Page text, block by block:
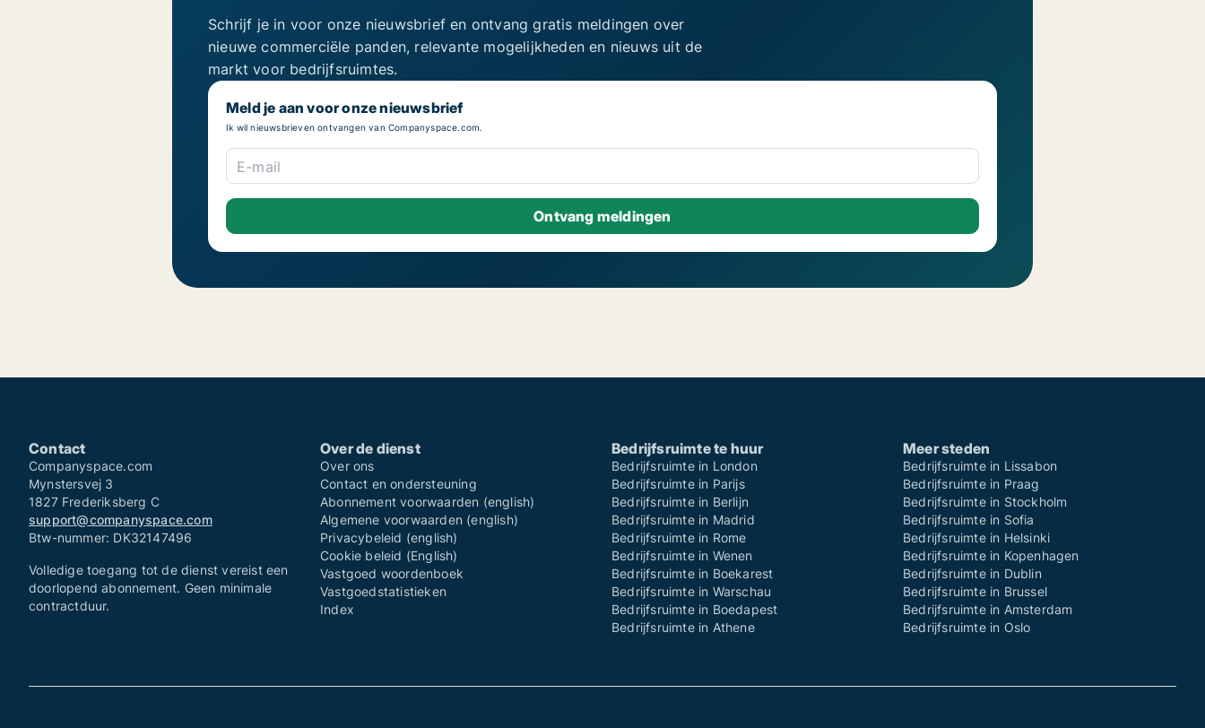
Schrijf je in voor onze nieuwsbrief en ontvang gratis meldingen over
nieuwe commerciële panden, relevante mogelijkheden en nieuws uit de
markt voor bedrijfsruimtes.
Meld je aan voor onze nieuwsbrief
Ik wil nieuwsbrieven ontvangen van Companyspace.com.
E-mail
Contact
Companyspace.com
Mynstersvej 3
1827 Frederiksberg C
support@companyspace.com
Btw-nummer: DK32147496
Volledige toegang tot de dienst vereist een
doorlopend abonnement. Geen minimale
contractduur.
Over de dienst
Over ons
Contact en ondersteuning
Abonnement voorwaarden (english)
Algemene voorwaarden (english)
Privacybeleid (english)
Cookie beleid (English)
Vastgoed woordenboek
Vastgoedstatistieken
Index
Bedrijfsruimte te huur
Bedrijfsruimte in London
Bedrijfsruimte in Parijs
Bedrijfsruimte in Berlijn
Bedrijfsruimte in Madrid
Bedrijfsruimte in Rome
Bedrijfsruimte in Wenen
Bedrijfsruimte in Boekarest
Bedrijfsruimte in Warschau
Bedrijfsruimte in Boedapest
Bedrijfsruimte in Athene
Meer steden
Bedrijfsruimte in Lissabon
Bedrijfsruimte in Praag
Bedrijfsruimte in Stockholm
Bedrijfsruimte in Sofia
Bedrijfsruimte in Helsinki
Bedrijfsruimte in Kopenhagen
Bedrijfsruimte in Dublin
Bedrijfsruimte in Brussel
Bedrijfsruimte in Amsterdam
Bedrijfsruimte in Oslo